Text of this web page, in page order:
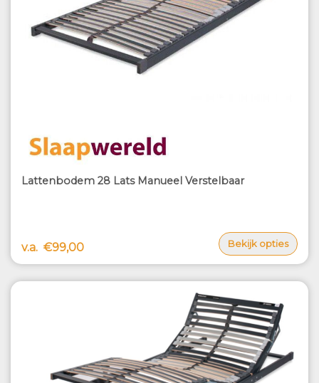
Lattenbodem 28 Lats Manueel Verstelbaar
v.a. €99,00 Bekijk opties